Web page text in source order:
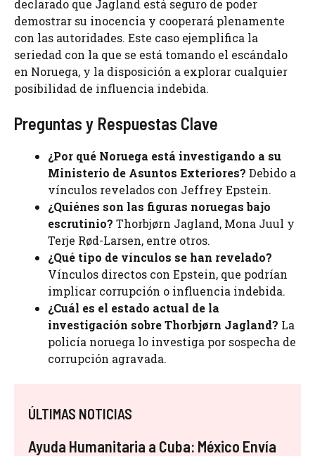
declarado que Jagland está seguro de poder
demostrar su inocencia y cooperará plenamente
con las autoridades. Este caso ejemplifica la
seriedad con la que se está tomando el escándalo
en Noruega, y la disposición a explorar cualquier
posibilidad de influencia indebida.
Preguntas y Respuestas Clave
¿Por qué Noruega está investigando a su
Ministerio de Asuntos Exteriores? Debido a
vínculos revelados con Jeffrey Epstein.
¿Quiénes son las figuras noruegas bajo
escrutinio? Thorbjørn Jagland, Mona Juul y
Terje Rød-Larsen, entre otros.
¿Qué tipo de vínculos se han revelado?
Vínculos directos con Epstein, que podrían
implicar corrupción o influencia indebida.
¿Cuál es el estado actual de la
investigación sobre Thorbjørn Jagland? La
policía noruega lo investiga por sospecha de
corrupción agravada.
ÚLTIMAS NOTICIAS
Ayuda Humanitaria a Cuba: México Envía